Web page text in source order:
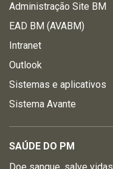
Administração Site BM
EAD BM (AVABM)
Intranet
Outlook
Sistemas e aplicativos
Sistema Avante
SAÚDE DO PM